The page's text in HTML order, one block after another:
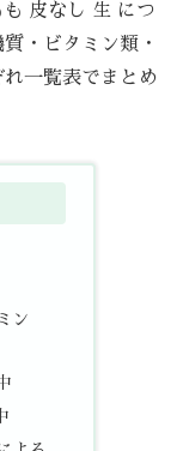
皮なし 生 につ
・ビタミン類・
一覧表でまとめ
ン